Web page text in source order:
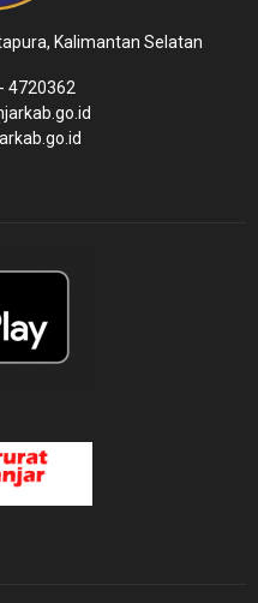
Kalimantan Selatan
4720362